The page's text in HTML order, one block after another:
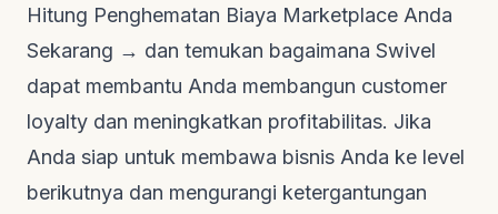
Hitung Penghematan Biaya Marketplace Anda
Sekarang → dan temukan bagaimana Swivel
dapat membantu Anda membangun customer
loyalty dan meningkatkan profitabilitas. Jika
Anda siap untuk membawa bisnis Anda ke level
berikutnya dan mengurangi ketergantungan